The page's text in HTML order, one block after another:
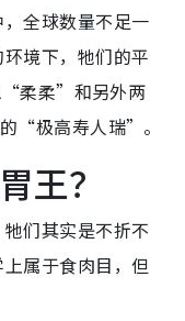
全球数量不足一
境下，牠们的平
“柔柔”和另外两
“极高寿人瑞”。
王？
们其实是不折不
属于食肉目，但